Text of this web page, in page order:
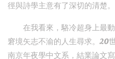
徑與詩學主意有了深切的清楚。
在我看來，駱冷超身上最
窘境矢志不渝的人生尋求。20
南京年夜學中文系，結業論文